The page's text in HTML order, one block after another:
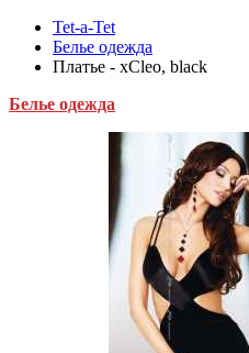
Tet-a-Tet
Белье одежда
Платье - xCleo, black
Белье одежда